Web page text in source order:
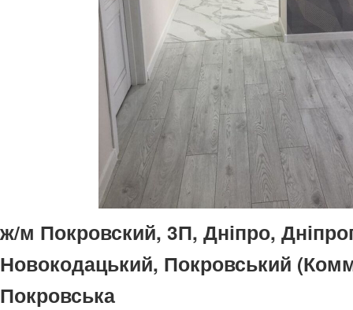
ж/м Покровский, 3П, Дніпро,
Новокодацький, Покровський
Покровська